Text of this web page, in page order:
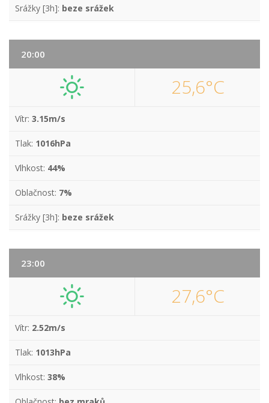
Srážky [3h]: beze srážek
20:00
25,6°C
Vítr: 3.15m/s
Tlak: 1016hPa
Vlhkost: 44%
Oblačnost: 7%
Srážky [3h]: beze srážek
23:00
27,6°C
Vítr: 2.52m/s
Tlak: 1013hPa
Vlhkost: 38%